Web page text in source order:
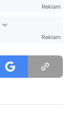
Reklam
Reklam